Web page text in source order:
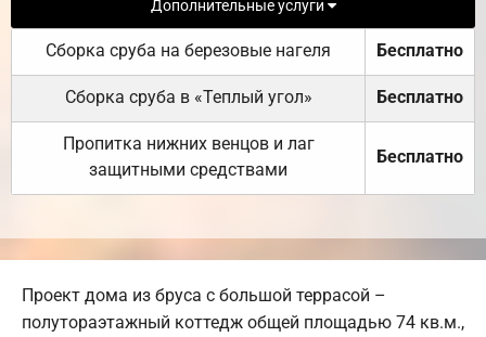
Дополнительные услуги
Сборка сруба на березовые нагеля Бесплатно
Сборка сруба в «Теплый угол» Бесплатно
Пропитка нижних венцов и лаг
защитными средствами
Бесплатно
Проект дома из бруса с большой террасой –
полутораэтажный коттедж общей площадью 74 кв.м.,